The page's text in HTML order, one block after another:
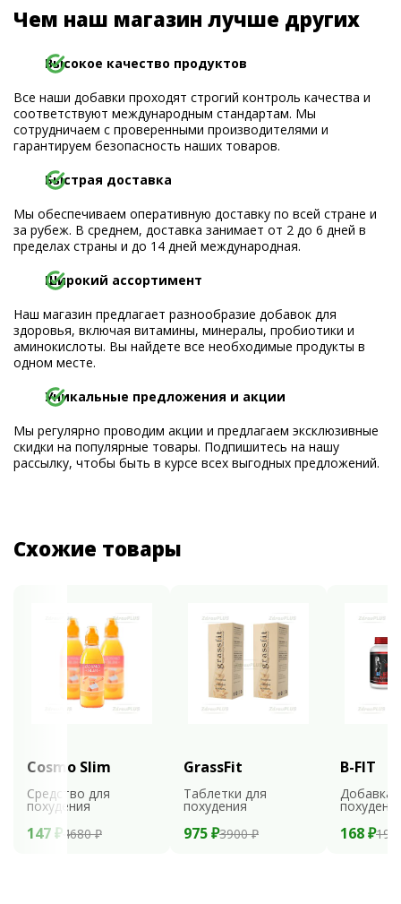
Чем наш магазин лучше других
Высокое качество продуктов
Все наши добавки проходят строгий контроль качества и
соответствуют международным стандартам. Мы
сотрудничаем с проверенными производителями и
гарантируем безопасность наших товаров.
Быстрая доставка
Мы обеспечиваем оперативную доставку по всей стране и
за рубеж. В среднем, доставка занимает от 2 до 6 дней в
пределах страны и до 14 дней международная.
Широкий ассортимент
Наш магазин предлагает разнообразие добавок для
здоровья, включая витамины, минералы, пробиотики и
аминокислоты. Вы найдете все необходимые продукты в
одном месте.
Уникальные предложения и акции
Мы регулярно проводим акции и предлагаем эксклюзивные
скидки на популярные товары. Подпишитесь на нашу
рассылку, чтобы быть в курсе всех выгодных предложений.
Схожие товары
Cosmo Slim
Средство для
похудения
147 ₽ 4680 ₽
GrassFit
Таблетки для
похудения
975 ₽3900 ₽
B-FIT
Добавка
168 ₽